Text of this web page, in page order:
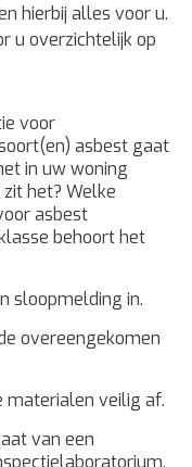
hierbij alles voor u.
u overzichtelijk op
voor
asbest gaat
in uw woning
het? Welke
asbest
behoort het
sloopmelding in.
overeengekomen
materialen veilig af.
van een